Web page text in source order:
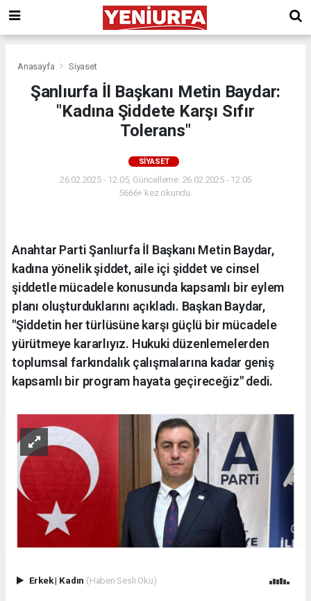
Anasayfa Siyaset
Şanlıurfa İl Başkanı Metin Baydar:
"Kadına Şiddete Karşı Sıfır
Tolerans"
SIYASET
26.02.2025 - 12:05, Güncelleme: 26.02.2025 - 12:05
5666+ kez okundu.
Anahtar Parti Şanlıurfa İl Başkanı Metin Baydar,
kadına yönelik şiddet, aile içi şiddet ve cinsel
şiddetle mücadele konusunda kapsamlı bir eylem
planı oluşturduklarını açıkladı. Başkan Baydar,
"Şiddetin her türlüsüne karşı güçlü bir mücadele
yürütmeye kararlıyız. Hukuki düzenlemelerden
toplumsal farkındalık çalışmalarına kadar geniş
kapsamlı bir program hayata geçireceğiz" dedi.
Erkek| Kadın (Haberi Sesli Oku)